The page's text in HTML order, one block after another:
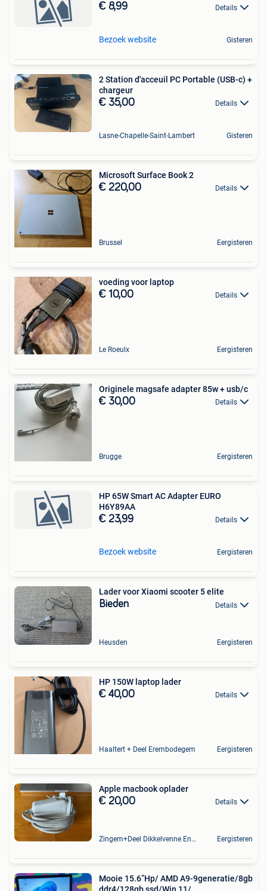
€ 8,99 Details
Bezoek website Gisteren
2 Station d'acceuil PC Portable (USB-c) +
chargeur
€ 35,00 Details
Lasne-Chapelle-Saint-Lambert Gisteren
Microsoft Surface Book 2
€ 220,00 Details
Brussel Eergisteren
voeding voor laptop
€ 10,00 Details
Le Roeulx Eergisteren
Originele magsafe adapter 85w + usb/c
€ 30,00 Details
Brugge Eergisteren
HP 65W Smart AC Adapter EURO
H6Y89AA
€ 23,99 Details
Bezoek website Eergisteren
Lader voor Xiaomi scooter 5 elite
Bieden Details
Heusden Eergisteren
HP 150W laptop lader
€ 40,00 Details
Haaltert + Deel Erembodegem Eergisteren
Apple macbook oplader
€ 20,00 Details
Zingem+Deel Dikkelvenne En Nederzwalm-Hermelgem Eergisteren
Mooie 15.6”Hp/ AMD A9-9generatie/8gb